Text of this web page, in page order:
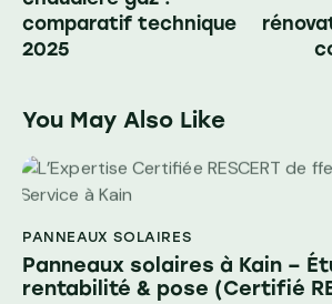
comparatif technique
2025
You May Also Like
PANNEAUX SOLAIRES
Panneaux solaires à Kain –
rentabilité & pose (Certifié